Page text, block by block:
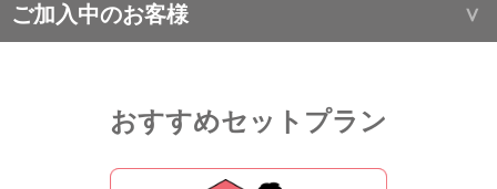
ご加入中のお客様
おすすめセットプラン